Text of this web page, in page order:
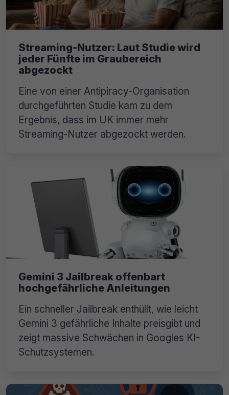
Streaming-Nutzer: Laut Studie wird
jeder Fünfte im Graubereich
abgezockt
Eine von einer Antipiracy-Organisation
durchgeführten Studie kam zu dem
Ergebnis, dass im UK immer mehr
Streaming-Nutzer abgezockt werden.
Gemini 3 Jailbreak offenbart
hochgefährliche Anleitungen
Ein schneller Jailbreak enthüllt, wie leicht
Gemini 3 gefährliche Inhalte preisgibt und
zeigt massive Schwächen in Googles KI-
Schutzsystemen.